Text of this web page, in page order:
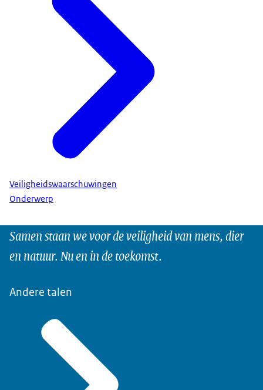
Veiligheidswaarschuwingen
Onderwerp
Samen staan we voor de veiligheid van mens, dier
en natuur. Nu en in de toekomst.
Andere talen